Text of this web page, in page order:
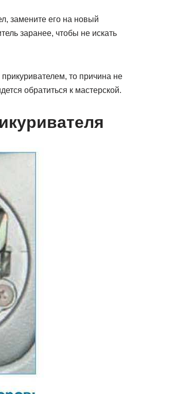
замените его на новый
заранее, чтобы не искать
то причина не
обратиться к мастерской.